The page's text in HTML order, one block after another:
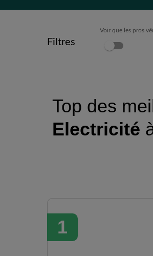
Filtres
Voir que les pros
Top des
Electricité
1